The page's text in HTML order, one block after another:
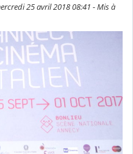
25 avril 2018 08:41 - Mis à